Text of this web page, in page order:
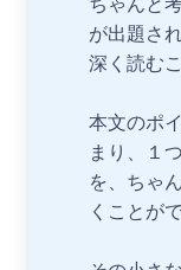
が出題さ
深く読む
本文のポ
まり、１
を、ちゃ
くことが